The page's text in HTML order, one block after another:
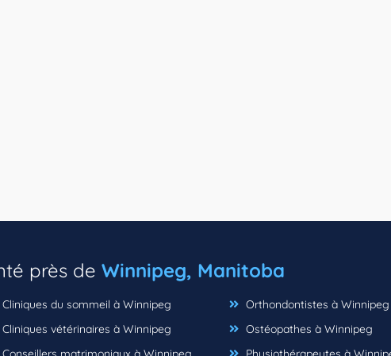
près de Winnipeg, Manitoba
Cliniques du sommeil à Winnipeg
Cliniques vétérinaires à Winnipeg
Orthondontistes à Winnipeg
Ostéopathes à Winnipeg